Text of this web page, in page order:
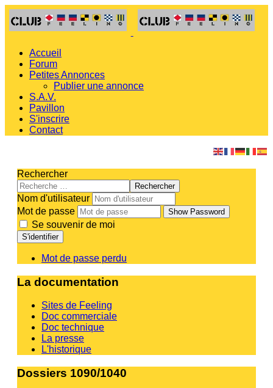
Accueil
Forum
Petites Annonces
Publier une annonce
S.A.V.
Pavillon
S'inscrire
Contact
Rechercher
Rechercher
Nom d'utilisateur
Mot de passe
Show Password
Se souvenir de moi
S'identifier
Mot de passe perdu
La documentation
Sites de Feeling
Doc commerciale
Doc technique
La presse
L'historique
Dossiers 1090/1040